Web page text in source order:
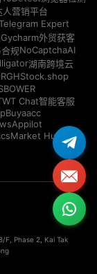
营销平台
Expert
Gycharm外贸获客
规NoCaptchaAI
湖南跨境云
HStock.shop
Chat智能客服
Buyaacc
Appilot
Hub
F, Phase 2, Kai Tak